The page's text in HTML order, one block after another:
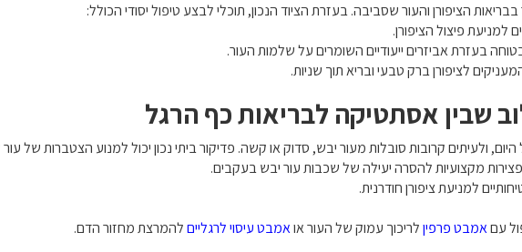
הציפורן והעור שסביבה. בעזרת הציוד הנכון, תוכלי לבצע טיפול יסודי הכולל:
למניעת פיצול הציפורן.
בעזרת אביזרים ייעודיים השומרים על שלמות העור.
לציפורן ברק טבעי ובריא תוך שניות.
שבין אסתטיקה לבריאות כף הרגל
היום, ולעיתים קרובות סובלות מעור יבש, סדוק או קשה. פדיקור ביתי נכון יכול למנוע הצטברות של
מקצועיות להסרה יעילה של שכבות עור יבש בעקבים.
למניעת ציפורן חודרנית.
עםאמבט פרפיןלריכוך עמוק של העור אואמבט עיסוי לרגלייםלהמרצת מחזור הדם.